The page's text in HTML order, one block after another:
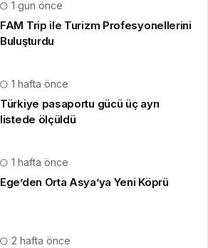
1 gün önce
FAM Trip ile Turizm Profesyonellerini
Buluşturdu
1 hafta önce
Türkiye pasaportu gücü üç ayrı
listede ölçüldü
1 hafta önce
Ege’den Orta Asya’ya Yeni Köprü
2 hafta önce